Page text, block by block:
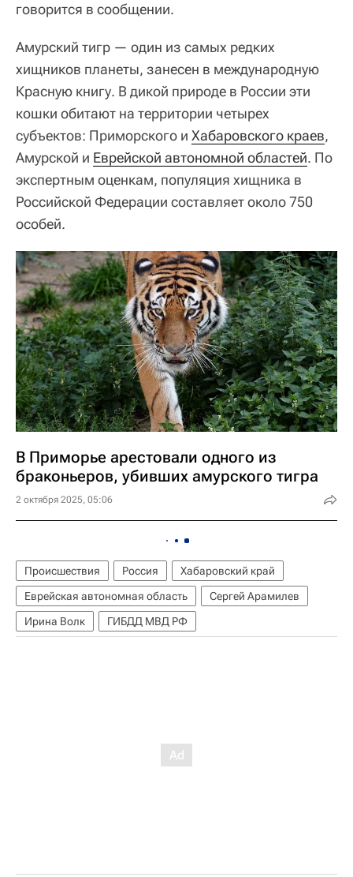
говорится в сообщении.
Амурский тигр — один из самых редких
хищников планеты, занесен в международную
Красную книгу. В дикой природе в России эти
кошки обитают на территории четырех
субъектов: Приморского и Хабаровского краев,
Амурской и Еврейской автономной областей. По
экспертным оценкам, популяция хищника в
Российской Федерации составляет около 750
особей.
В Приморье арестовали одного из
браконьеров, убивших амурского тигра
2 октября 2025, 05:06
Происшествия Россия
Хабаровский край
Еврейская автономная область
Сергей Арамилев
Ирина Волк
ГИБДД МВД РФ